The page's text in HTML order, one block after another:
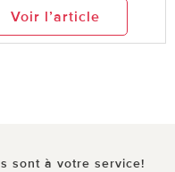
Voir l’article
sont à votre service!